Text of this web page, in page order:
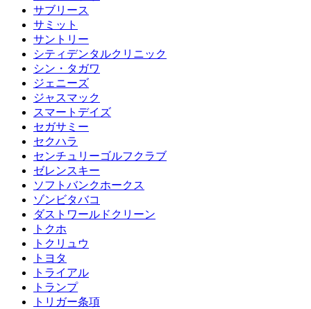
サブリース
サミット
サントリー
シティデンタルクリニック
シン・タガワ
ジェニーズ
ジャスマック
スマートデイズ
セガサミー
セクハラ
センチュリーゴルフクラブ
ゼレンスキー
ソフトバンクホークス
ゾンビタバコ
ダストワールドクリーン
トクホ
トクリュウ
トヨタ
トライアル
トランプ
トリガー条項